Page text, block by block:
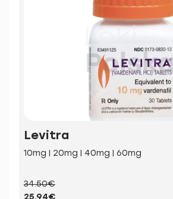
Levitra
10mg | 20mg | 40mg | 60mg
34.50€
25.94€